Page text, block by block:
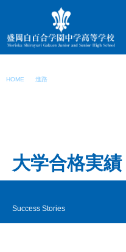
ス
キ
プHOME 進路
大学合格実績
Success Stories